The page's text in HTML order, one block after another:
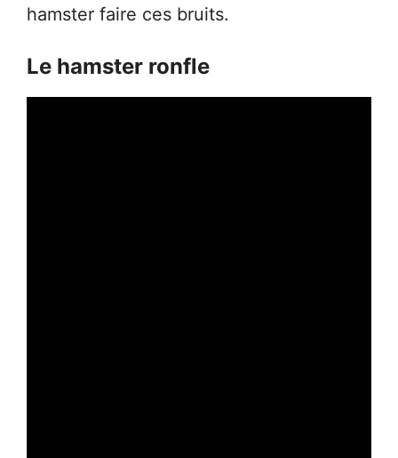
hamster faire ces bruits.
Le hamster ronfle